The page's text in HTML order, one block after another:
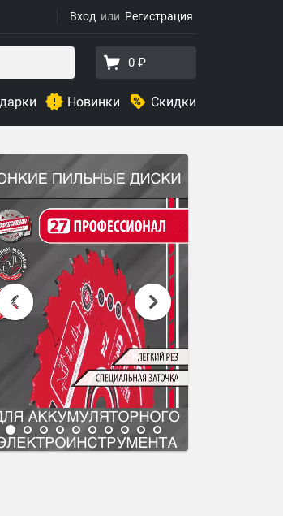
Вход Регистрация
0 ₽
Новинки Скидки